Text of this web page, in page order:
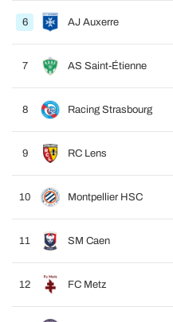
6 AJ Auxerre
7 AS Saint-Étienne
8 Racing Strasbourg
9 RC Lens
10 Montpellier HSC
11 SM Caen
12 FC Metz